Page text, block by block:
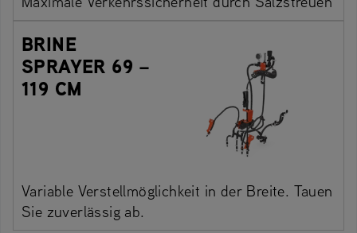
BRINE
SPRAYER 69 –
119 CM
Variable Verstellmöglichkeit in der Breite. Tauen
Sie zuverlässig ab.